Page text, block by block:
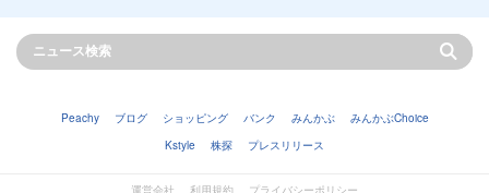
Peachy ブログ ショッピング バンク みんかぶ
みんかぶChoice
Kstyle
株探 プレスリリース
運営会社 利用規約 プライバシーポリシー